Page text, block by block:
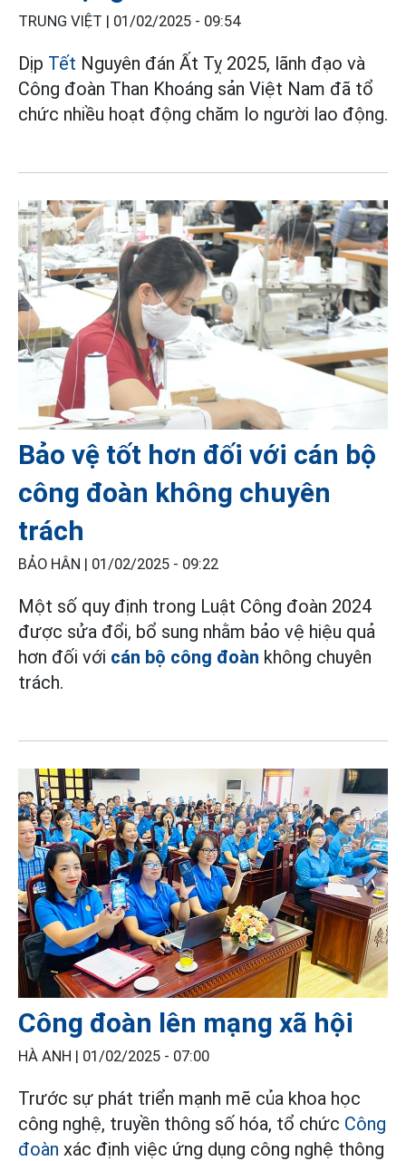
TRUNG VIỆT | 01/02/2025 - 09:54
Dịp Tết Nguyên đán Ất Tỵ 2025, lãnh đạo và
Công đoàn Than Khoáng sản Việt Nam đã tổ
chức nhiều hoạt động chăm lo người lao động.
Bảo vệ tốt hơn đối với cán bộ
công đoàn không chuyên
trách
BẢO HÂN | 01/02/2025 - 09:22
Một số quy định trong Luật Công đoàn 2024
được sửa đổi, bổ sung nhằm bảo vệ hiệu quả
hơn đối với cán bộ công đoàn không chuyên
trách.
Công đoàn lên mạng xã hội
HÀ ANH | 01/02/2025 - 07:00
Trước sự phát triển mạnh mẽ của khoa học
công nghệ, truyền thông số hóa, tổ chức Công
đoàn xác định việc ứng dụng công nghệ thông